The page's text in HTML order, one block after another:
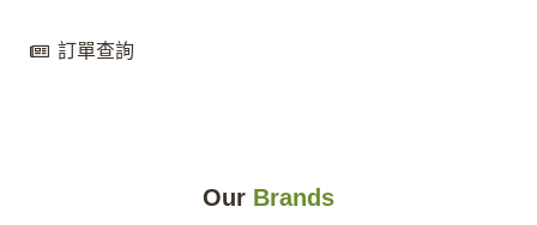
訂單查詢
Our Brands​